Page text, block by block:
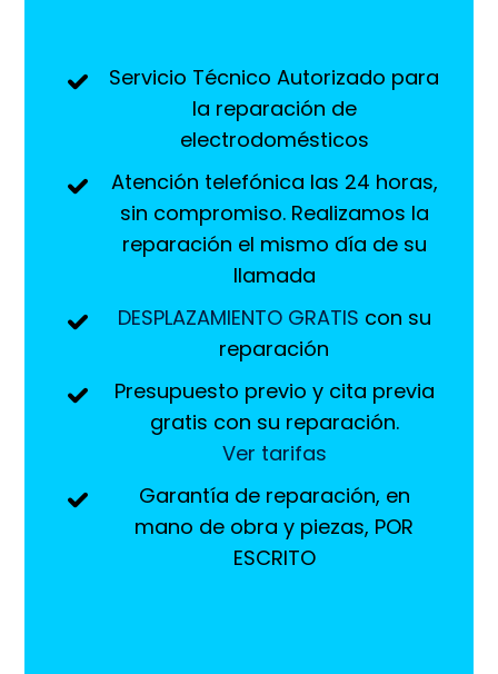
Servicio Técnico Autorizado para
la reparación de
electrodomésticos
Atención telefónica las 24 horas,
sin compromiso. Realizamos la
reparación el mismo día de su
llamada
DESPLAZAMIENTO GRATIS con su
reparación
Presupuesto previo y cita previa
gratis con su reparación.
Ver tarifas
Garantía de reparación, en
mano de obra y piezas, POR
ESCRITO